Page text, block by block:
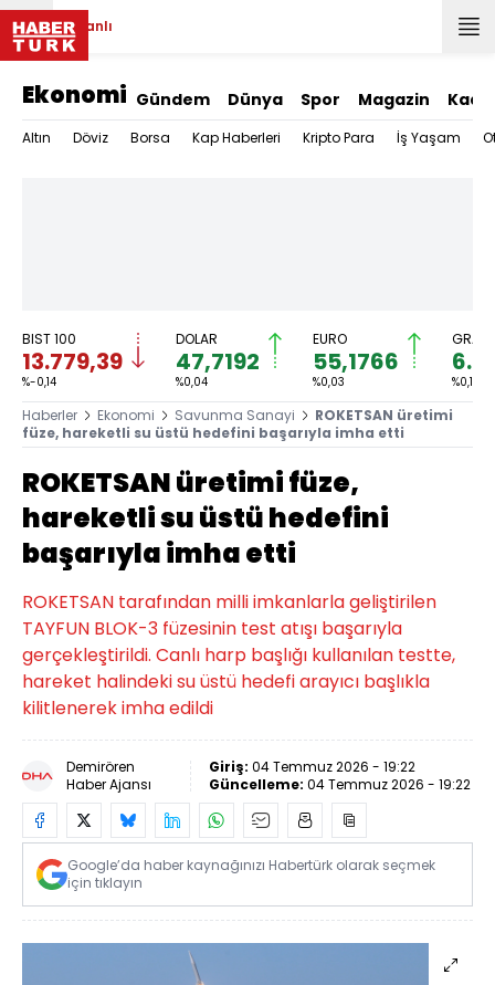
Canlı
Ekonomi Gündem Dünya Spor Magazin
Altın Döviz Borsa Kap Haberleri Kripto Para İş Yaşam
BIST 100
13.779,39
%-0,14
DOLAR
47,7192
%0,04
EURO
55,1766
%0,03
GRAM
%0,18
Haberler Ekonomi Savunma Sanayi
ROKETSAN üretimi
füze, hareketli su üstü hedefini başarıyla imha etti
ROKETSAN üretimi füze,
hareketli su üstü hedefini
başarıyla imha etti
ROKETSAN tarafından milli imkanlarla geliştirilen
TAYFUN BLOK-3 füzesinin test atışı başarıyla
gerçekleştirildi. Canlı harp başlığı kullanılan testte,
hareket halindeki su üstü hedefi arayıcı başlıkla
kilitlenerek imha edildi
Demirören
Haber Ajansı
Giriş: 04 Temmuz 2026 - 19:22
Güncelleme: 04 Temmuz 2026 - 19:22
Google’da haber kaynağınızı Habertürk olarak seçmek
için tıklayın